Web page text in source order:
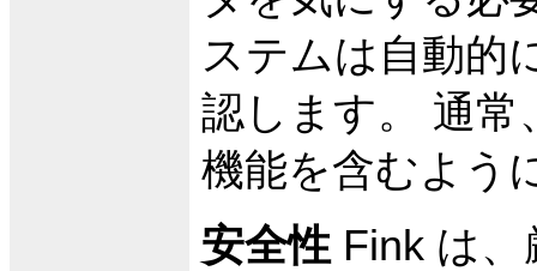
ステムは自動的
認します。 通
機能を含むよう
安全性 Fink は